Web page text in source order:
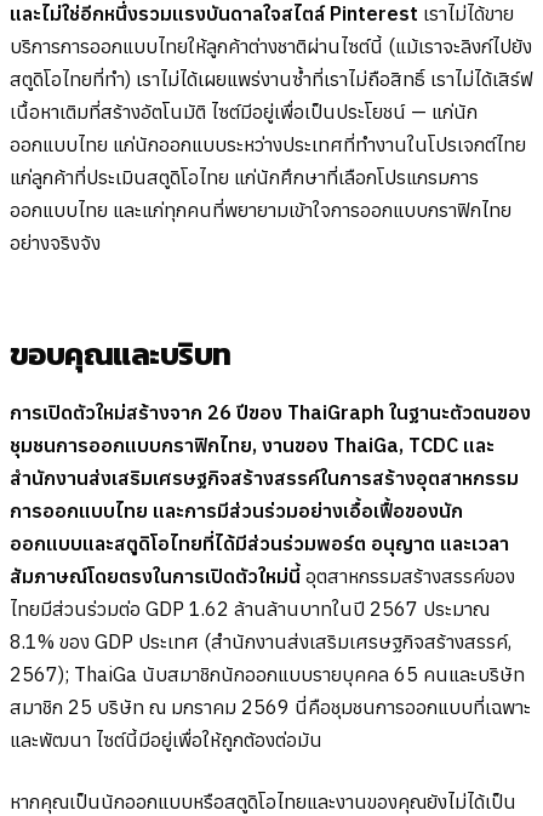
และไม่ใช่อีกหนึ่งรวมแรงบันดาลใจสไตล์ Pinterest เราไม่ได้ขาย
บริการการออกแบบไทยให้ลูกค้าต่างชาติผ่านไซต์นี้ (แม้เราจะลิงก์ไปยัง
สตูดิโอไทยที่ทำ) เราไม่ได้เผยแพร่งานซ้ำที่เราไม่ถือสิทธิ์ เราไม่ได้เสิร์ฟ
เนื้อหาเติมที่สร้างอัตโนมัติ ไซต์มีอยู่เพื่อเป็นประโยชน์ — แก่นัก
ออกแบบไทย แก่นักออกแบบระหว่างประเทศที่ทำงานในโปรเจกต์ไทย
แก่ลูกค้าที่ประเมินสตูดิโอไทย แก่นักศึกษาที่เลือกโปรแกรมการ
ออกแบบไทย และแก่ทุกคนที่พยายามเข้าใจการออกแบบกราฟิกไทย
อย่างจริงจัง
ขอบคุณและบริบท
การเปิดตัวใหม่สร้างจาก 26 ปีของ ThaiGraph ในฐานะตัวตนของ
ชุมชนการออกแบบกราฟิกไทย, งานของ ThaiGa, TCDC และ
สำนักงานส่งเสริมเศรษฐกิจสร้างสรรค์ในการสร้างอุตสาหกรรม
การออกแบบไทย และการมีส่วนร่วมอย่างเอื้อเฟื้อของนัก
ออกแบบและสตูดิโอไทยที่ได้มีส่วนร่วมพอร์ต อนุญาต และเวลา
สัมภาษณ์โดยตรงในการเปิดตัวใหม่นี้ อุตสาหกรรมสร้างสรรค์ของ
ไทยมีส่วนร่วมต่อ GDP 1.62 ล้านล้านบาทในปี 2567 ประมาณ
8.1% ของ GDP ประเทศ (สำนักงานส่งเสริมเศรษฐกิจสร้างสรรค์,
2567); ThaiGa นับสมาชิกนักออกแบบรายบุคคล 65 คนและบริษัท
สมาชิก 25 บริษัท ณ มกราคม 2569 นี่คือชุมชนการออกแบบที่เฉพาะ
และพัฒนา ไซต์นี้มีอยู่เพื่อให้ถูกต้องต่อมัน
หากคุณเป็นนักออกแบบหรือสตูดิโอไทยและงานของคุณยังไม่ได้เป็น